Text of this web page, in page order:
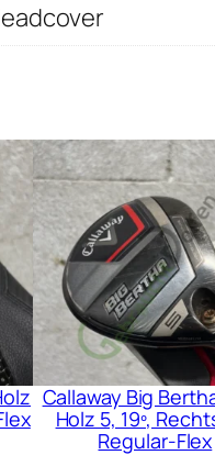
Callaway Big
Holz 5, 19º,
Regular-Flex